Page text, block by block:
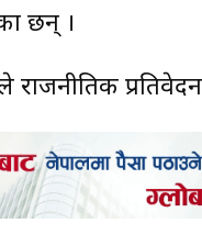
छन् ।
राजनीतिक